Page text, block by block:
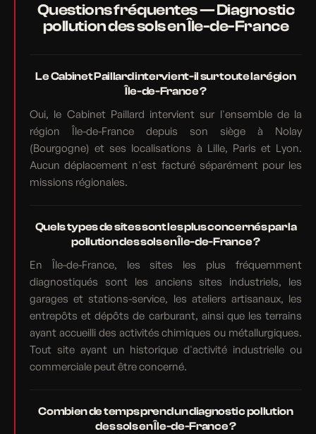
Questions fréquentes — Diagnostic
pollution des sols en Île-de-France
Le Cabinet Paillard intervient-il sur toute la région
Île-de-France ?
Oui, le Cabinet Paillard intervient sur l'ensemble de la
région Île-de-France depuis son siège à Nolay
(Bourgogne) et ses localisations à Lille, Paris et Lyon.
Aucun déplacement n'est facturé séparément pour les
missions régionales.
Quels types de sites sont les plus concernés par la
pollution des sols en Île-de-France ?
En Île-de-France, les sites les plus fréquemment
diagnostiqués sont les anciens sites industriels, les
garages et stations-service, les ateliers artisanaux, les
entrepôts et dépôts de carburant, ainsi que les terrains
ayant accueilli des activités chimiques ou métallurgiques.
Tout site ayant un historique d'activité industrielle ou
commerciale peut être concerné.
Combien de temps prend un diagnostic pollution
des sols en Île-de-France ?